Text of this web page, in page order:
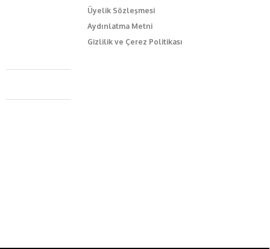
Üyelik Sözleşmesi
Aydınlatma Metni
Gizlilik ve Çerez Politikası
Caferağa Mah. Dr. Şakir Paşa Sok. No3/A Kadıköy İstanbul
+90 543 345 46 00